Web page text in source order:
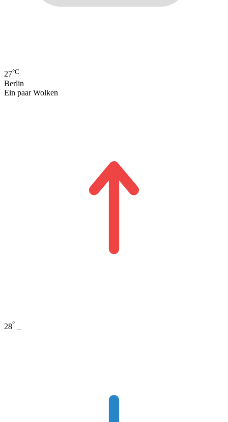
27°C
Berlin
Ein paar Wolken
28°